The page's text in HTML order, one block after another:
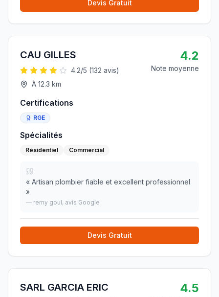
Devis Gratuit
CAU GILLES
4.2/5 (132 avis)
À 12.3 km
4.2
Note moyenne
Certifications
RGE
Spécialités
Résidentiel Commercial
« Artisan plombier fiable et excellent professionnel
»
— remy goul, avis Google
Devis Gratuit
SARL GARCIA ERIC 4.5